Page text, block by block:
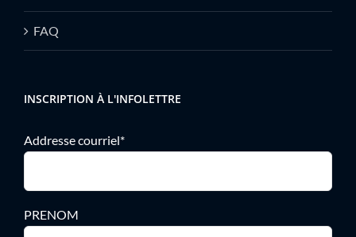
FAQ
INSCRIPTION À L'INFOLETTRE
Addresse courriel*
PRENOM